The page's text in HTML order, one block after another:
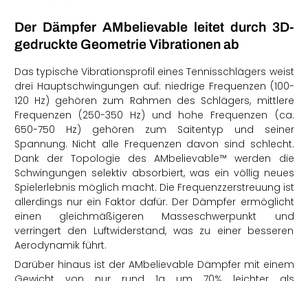
Der Dämpfer AMbelievable leitet durch 3D-
gedruckte Geometrie Vibrationen ab
Das typische Vibrationsprofil eines Tennisschlägers weist
drei Hauptschwingungen auf: niedrige Frequenzen (100-
120 Hz) gehören zum Rahmen des Schlägers, mittlere
Frequenzen (250-350 Hz) und hohe Frequenzen (ca.
650-750 Hz) gehören zum Saitentyp und seiner
Spannung. Nicht alle Frequenzen davon sind schlecht.
Dank der Topologie des AMbelievable™ werden die
Schwingungen selektiv absorbiert, was ein völlig neues
Spielerlebnis möglich macht. Die Frequenzzerstreuung ist
allerdings nur ein Faktor dafür. Der Dämpfer ermöglicht
einen gleichmäßigeren Masseschwerpunkt und
verringert den Luftwiderstand, was zu einer besseren
Aerodynamik führt.
Darüber hinaus ist der AMbelievable Dämpfer mit einem